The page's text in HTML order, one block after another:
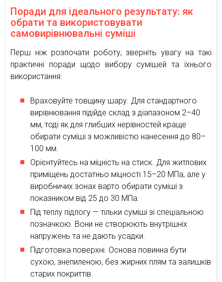
Поради для ідеального результату: як
обрати та використовувати
самовирівнювальні суміші
Перш ніж розпочати роботу, зверніть увагу на такі
практичні поради щодо вибору сумішей та їхнього
використання:
Враховуйте товщину шару. Для стандартного
вирівнювання підійде склад з діапазоном 2–40
мм, тоді як для глибших нерівностей краще
обирати суміші з можливістю нанесення до 80–
100 мм.
Орієнтуйтесь на міцність на стиск. Для житлових
приміщень достатньо міцності 15–20 МПа, але у
виробничих зонах варто обирати суміші з
показником від 25 до 30 МПа.
Під теплу підлогу — тільки суміші зі спеціальною
позначкою. Вони не створюють внутрішніх
напружень та не дають усадки.
Підготовка поверхні. Основа повинна бути
сухою, знепиленою, без жирних плям та залишків
старих покриттів.